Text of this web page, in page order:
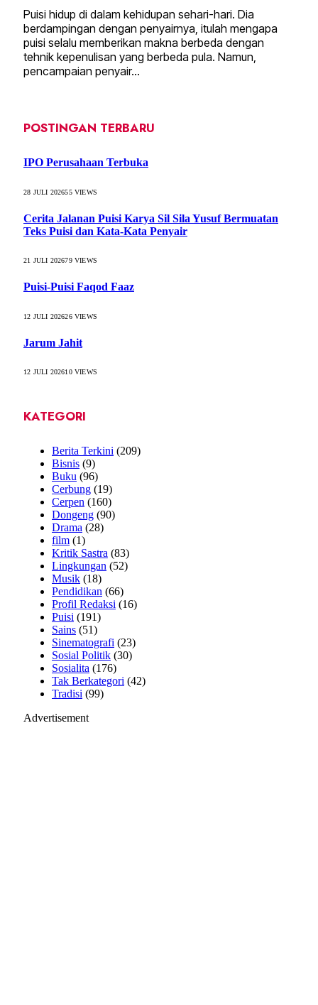
Puisi hidup di dalam kehidupan sehari-hari. Dia
berdampingan dengan penyairnya, itulah mengapa
puisi selalu memberikan makna berbeda dengan
tehnik kepenulisan yang berbeda pula. Namun,
pencampaian penyair…
POSTINGAN TERBARU
IPO Perusahaan Terbuka
28 JULI 202655VIEWS
Cerita Jalanan Puisi Karya Sil Sila Yusuf Bermuatan
Teks Puisi dan Kata-Kata Penyair
21 JULI 202679VIEWS
Puisi-Puisi Faqod Faaz
12 JULI 202626VIEWS
Jarum Jahit
12 JULI 202610VIEWS
KATEGORI
Berita Terkini (209)
Bisnis (9)
Buku (96)
Cerbung (19)
Cerpen (160)
Dongeng (90)
Drama (28)
film (1)
Kritik Sastra (83)
Lingkungan (52)
Musik (18)
Pendidikan (66)
Profil Redaksi (16)
Puisi (191)
Sains (51)
Sinematografi (23)
Sosial Politik (30)
Sosialita (176)
Tak Berkategori (42)
Tradisi (99)
Advertisement